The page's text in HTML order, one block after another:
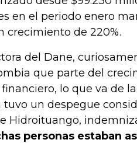
en el periodo enero
crecimiento de 220%.
del Dane,
que parte del
lo que va de
tuvo un despegue
Hidroituango,
personas estaban